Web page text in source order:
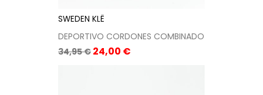
SWEDEN KLË
DEPORTIVO CORDONES COMBINADO
Precio
34,95 € Precio
24,00 €